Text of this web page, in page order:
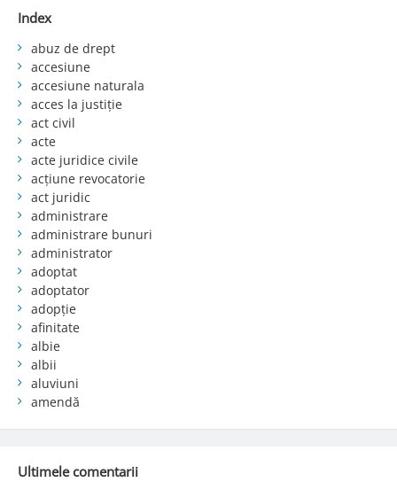
Index
abuz de drept
accesiune
accesiune naturala
acces la justiție
act civil
acte
acte juridice civile
acțiune revocatorie
act juridic
administrare
administrare bunuri
administrator
adoptat
adoptator
adopție
afinitate
albie
albii
aluviuni
amendă
Ultimele comentarii